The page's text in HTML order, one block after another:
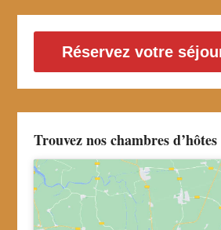
Réservez votre
Trouvez nos chambres d’hôtes